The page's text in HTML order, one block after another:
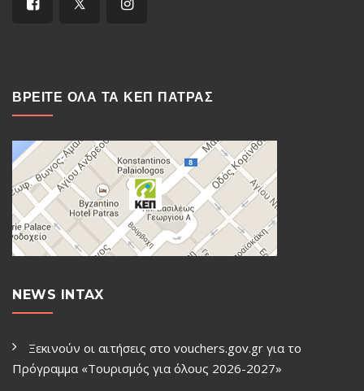
ΒΡΕΙΤΕ ΟΛΑ ΤΑ ΚΕΠ ΠΑΤΡΑΣ
NEWS INTAX
Ξεκινούν οι αιτήσεις στο vouchers.gov.gr για το
Πρόγραμμα «Τουρισμός για όλους 2026-2027»